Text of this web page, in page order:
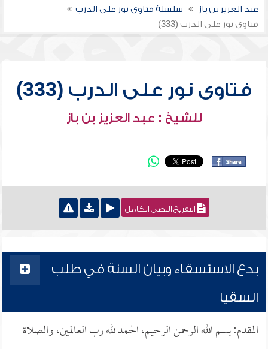
عبد العزيز بن باز
سلسلة فتاوى نور على الدرب
فتاوى نور على الدرب (333)
فتاوى نور على الدرب (333)
للشيخ : عبد العزيز بن باز
التفريغ النصي الكامل
بدع الاستسقاء وبيان السنة في طلب
السقيا
المقدم: بسم الله الرحمن الرحيم، الحمد لله رب العالمين، والصلاة